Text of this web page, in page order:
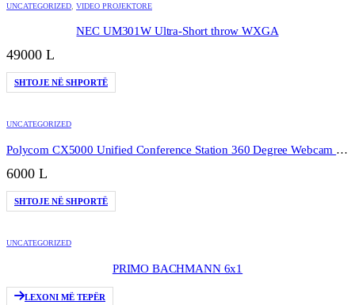
UNCATEGORIZED VIDEO PROJEKTORE
NEC UM301W Ultra-Short throw WXGA
49000 L
SHTOJE NË SHPORTË
UNCATEGORIZED
Polycom CX5000 Unified Conference Station 360 Degree Webcam wPower Data Box
6000 L
SHTOJE NË SHPORTË
UNCATEGORIZED
PRIMO BACHMANN 6x1
LEXONI MË TEPËR